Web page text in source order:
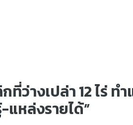
างเปล่า 12 ไร่ ท
แหล่งรายได้”